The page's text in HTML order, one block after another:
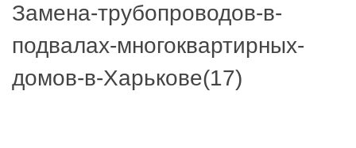
Замена-трубопроводов-в-
подвалах-многоквартирных-
домов-в-Харькове(17)